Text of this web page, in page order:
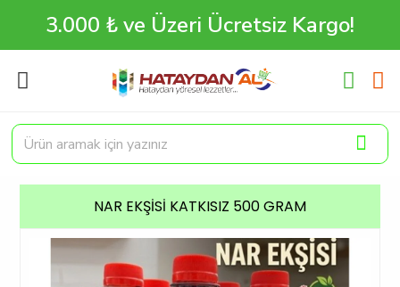
3.000 ₺ ve Üzeri Ücretsiz Kargo!
NAR EKŞISI KATKISIZ 500 GRAM